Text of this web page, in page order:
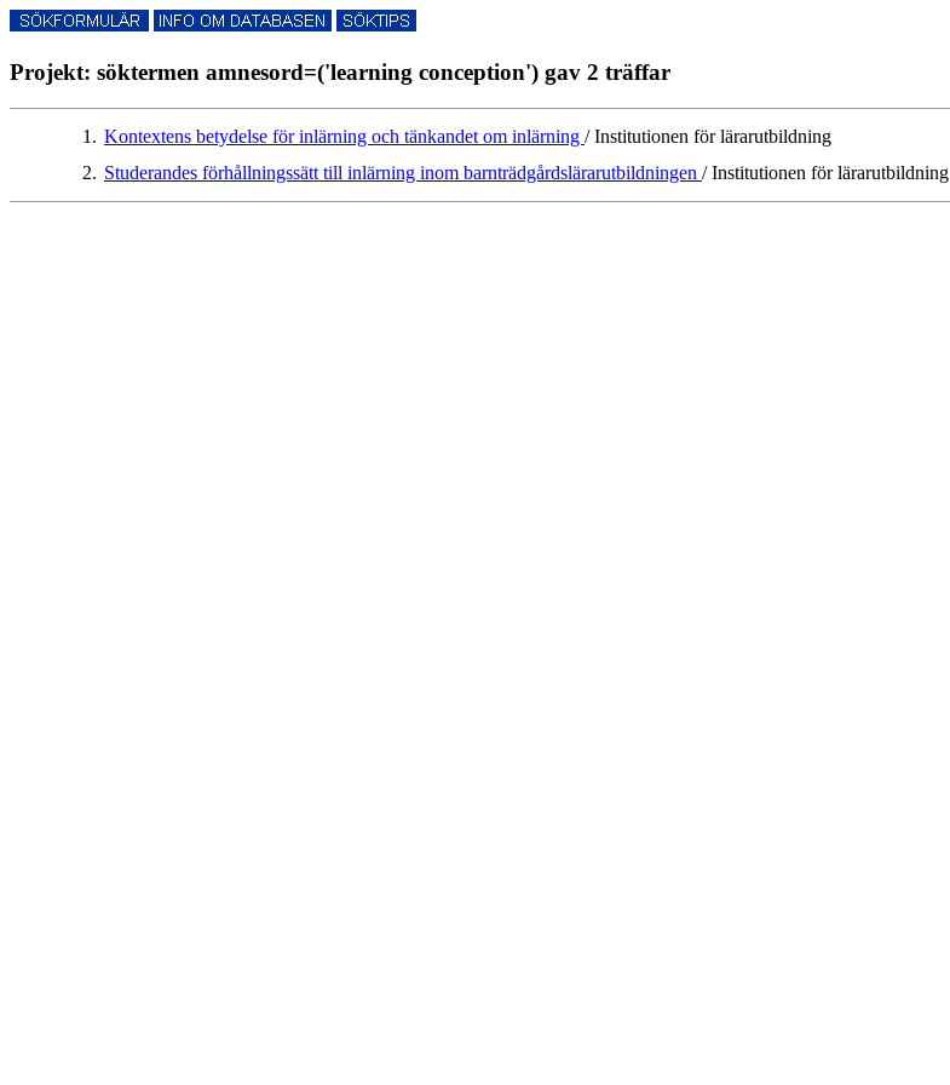
Projekt: söktermen amnesord=('learning conception') gav 2 träffar
1. Kontextens betydelse för inlärning och tänkandet om inlärning / Institutionen för lärarutbildning
2. Studerandes förhållningssätt till inlärning inom barnträdgårdslärarutbildningen / Institutionen för lärarutbildning